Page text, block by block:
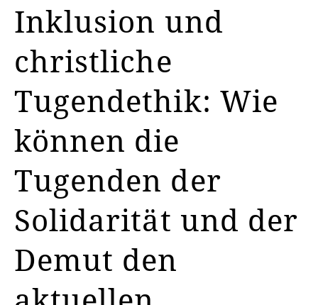
Inklusion und
christliche
Tugendethik: Wie
können die
Tugenden der
Solidarität und der
Demut den